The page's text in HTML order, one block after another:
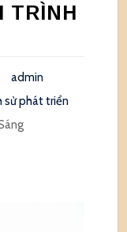
TRÌNH
admin
sử phát triển